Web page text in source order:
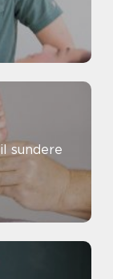
sundere